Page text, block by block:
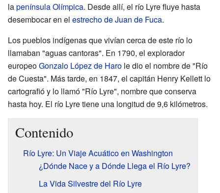
lapenínsula Olímpica. Desde allí, el río Lyre fluye hasta
desembocar en el estrecho de Juan de Fuca.
Los pueblos indígenas que vivían cerca de este río lo
llamaban "aguas cantoras". En 1790, el explorador
europeoGonzalo López de Haro le dio el nombre de "Río
de Cuesta". Más tarde, en 1847, el capitán Henry Kellett lo
cartografió y lo llamó "Río Lyre", nombre que conserva
hasta hoy. El río Lyre tiene una longitud de 9,6 kilómetros.
Contenido
Río Lyre: Un Viaje Acuático en Washington
¿Dónde Nace y a Dónde Llega el Río Lyre?
La Vida Silvestre del Río Lyre